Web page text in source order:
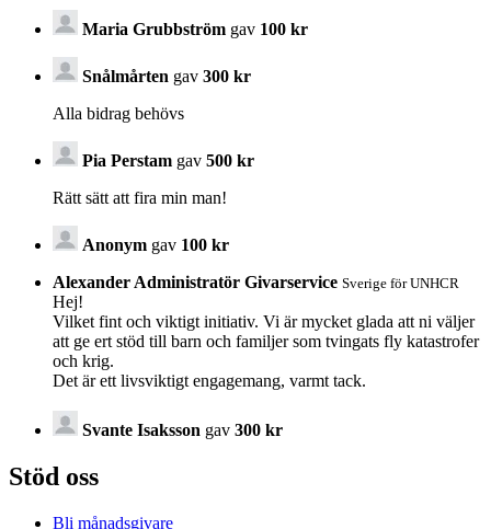
Maria Grubbström gav 100 kr
Snålmårten gav 300 kr
Alla bidrag behövs
Pia Perstam gav 500 kr
Rätt sätt att fira min man!
Anonym gav 100 kr
Alexander Administratör Givarservice Sverige för UNHCR
Hej!
Vilket fint och viktigt initiativ. Vi är mycket glada att ni väljer
att ge ert stöd till barn och familjer som tvingats fly katastrofer
och krig.
Det är ett livsviktigt engagemang, varmt tack.
Svante Isaksson gav 300 kr
Stöd oss
Bli månadsgivare